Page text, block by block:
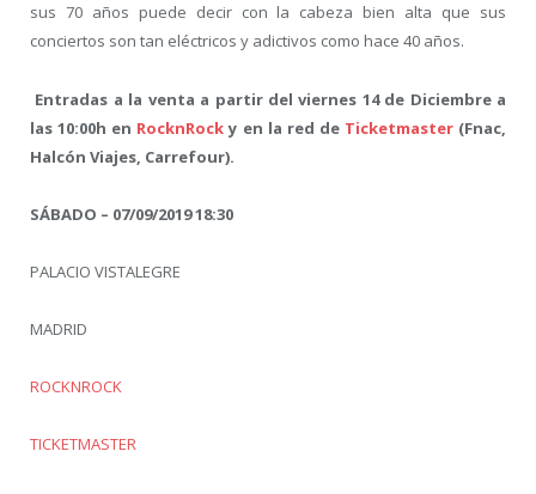
sus 70 años puede decir con la cabeza bien alta que sus
conciertos son tan eléctricos y adictivos como hace 40 años.
Entradas a la venta a partir del viernes 14 de Diciembre a
las 10:00h en RocknRocky en la red de Ticketmaster(Fnac,
Halcón Viajes, Carrefour).
SÁBADO – 07/09/2019 18:30
PALACIO VISTALEGRE
MADRID
ROCKNROCK
TICKETMASTER